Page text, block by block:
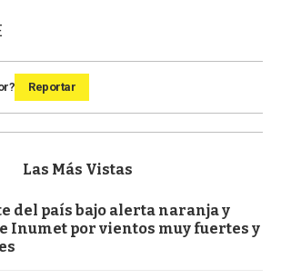
Reportar
Las Más Vistas
del país bajo alerta naranja y
Inumet por vientos muy fuertes y